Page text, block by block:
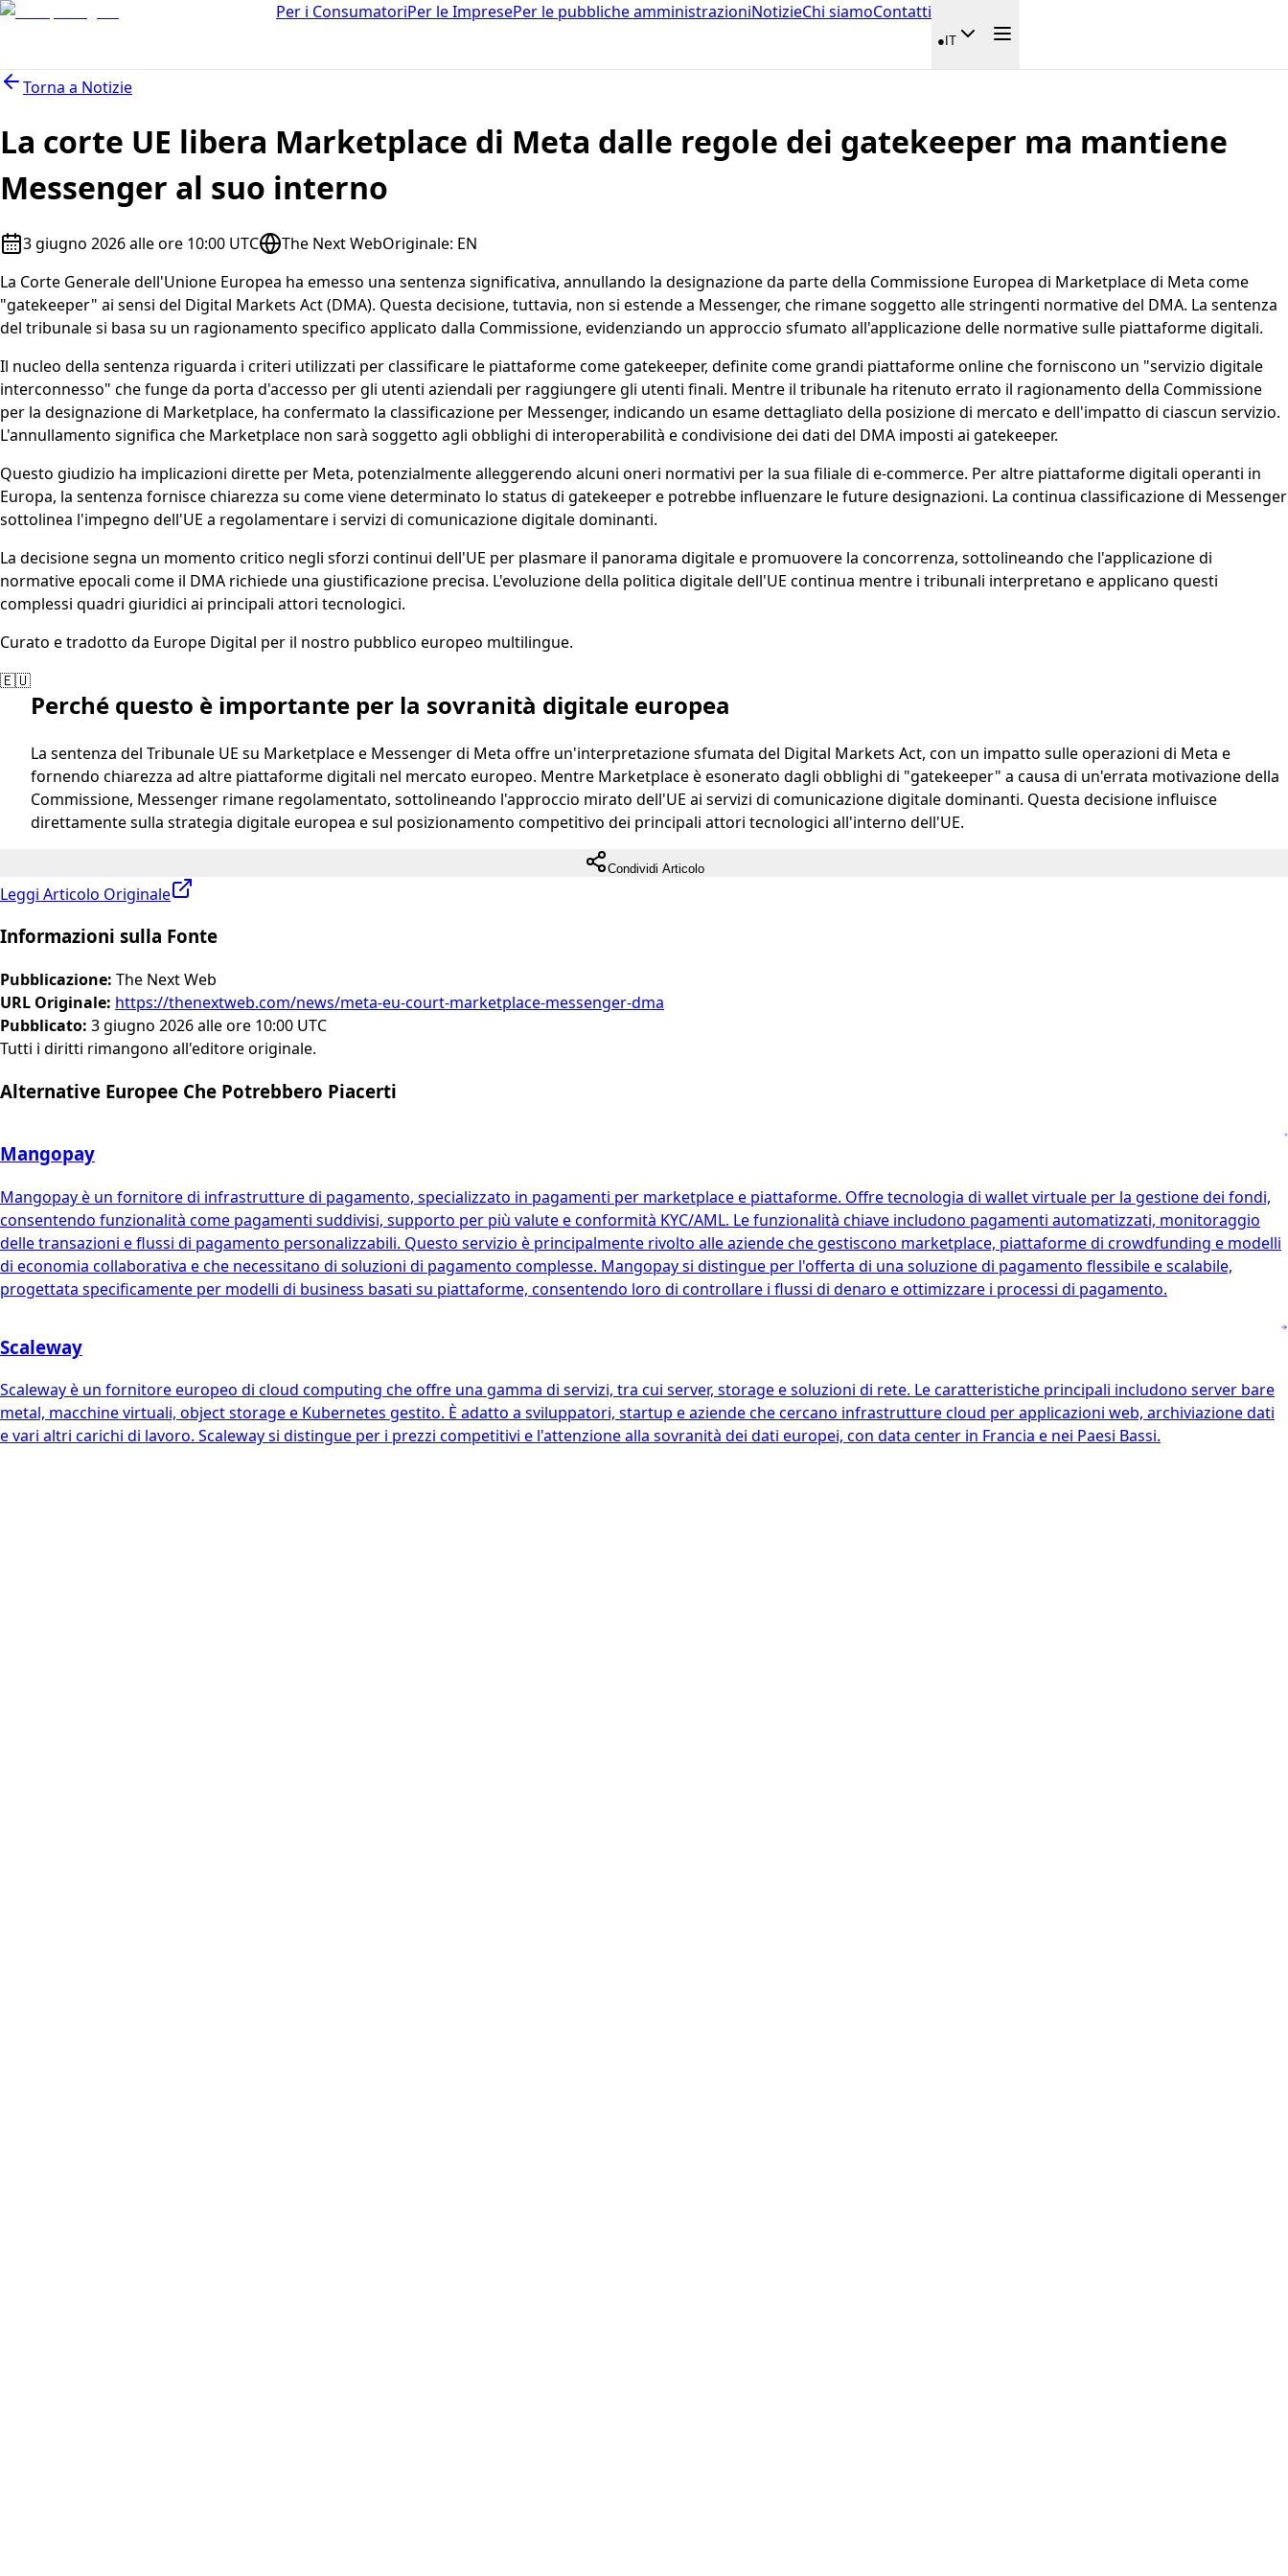
Per i ConsumatoriPer le ImpresePer le pubbliche amministrazioniNotizieChi siamoContatti
●IT
Torna a Notizie
La corte UE libera Marketplace di Meta dalle regole dei gatekeeper ma mantiene
Messenger al suo interno
3 giugno 2026 alle ore 10:00 UTC The Next WebOriginale: EN
La Corte Generale dell'Unione Europea ha emesso una sentenza significativa, annullando la designazione da parte della Commissione Europea di Marketplace di Meta come
"gatekeeper" ai sensi del Digital Markets Act (DMA). Questa decisione, tuttavia, non si estende a Messenger, che rimane soggetto alle stringenti normative del DMA. La sentenza
del tribunale si basa su un ragionamento specifico applicato dalla Commissione, evidenziando un approccio sfumato all'applicazione delle normative sulle piattaforme digitali.
Il nucleo della sentenza riguarda i criteri utilizzati per classificare le piattaforme come gatekeeper, definite come grandi piattaforme online che forniscono un "servizio digitale
interconnesso" che funge da porta d'accesso per gli utenti aziendali per raggiungere gli utenti finali. Mentre il tribunale ha ritenuto errato il ragionamento della Commissione
per la designazione di Marketplace, ha confermato la classificazione per Messenger, indicando un esame dettagliato della posizione di mercato e dell'impatto di ciascun servizio.
L'annullamento significa che Marketplace non sarà soggetto agli obblighi di interoperabilità e condivisione dei dati del DMA imposti ai gatekeeper.
Questo giudizio ha implicazioni dirette per Meta, potenzialmente alleggerendo alcuni oneri normativi per la sua filiale di e-commerce. Per altre piattaforme digitali operanti in
Europa, la sentenza fornisce chiarezza su come viene determinato lo status di gatekeeper e potrebbe influenzare le future designazioni. La continua classificazione di Messenger
sottolinea l'impegno dell'UE a regolamentare i servizi di comunicazione digitale dominanti.
La decisione segna un momento critico negli sforzi continui dell'UE per plasmare il panorama digitale e promuovere la concorrenza, sottolineando che l'applicazione di
normative epocali come il DMA richiede una giustificazione precisa. L'evoluzione della politica digitale dell'UE continua mentre i tribunali interpretano e applicano questi
complessi quadri giuridici ai principali attori tecnologici.
Curato e tradotto da Europe Digital per il nostro pubblico europeo multilingue.
🇪🇺
Perché questo è importante per la sovranità digitale europea
La sentenza del Tribunale UE su Marketplace e Messenger di Meta offre un'interpretazione sfumata del Digital Markets Act, con un impatto sulle operazioni di Meta e
fornendo chiarezza ad altre piattaforme digitali nel mercato europeo. Mentre Marketplace è esonerato dagli obblighi di "gatekeeper" a causa di un'errata motivazione della
Commissione, Messenger rimane regolamentato, sottolineando l'approccio mirato dell'UE ai servizi di comunicazione digitale dominanti. Questa decisione influisce
direttamente sulla strategia digitale europea e sul posizionamento competitivo dei principali attori tecnologici all'interno dell'UE.
Condividi Articolo
Leggi Articolo Originale
Informazioni sulla Fonte
Pubblicazione: The Next Web
URL Originale: https://thenextweb.com/news/meta-eu-court-marketplace-messenger-dma
Pubblicato: 3 giugno 2026 alle ore 10:00 UTC
Tutti i diritti rimangono all'editore originale.
Alternative Europee Che Potrebbero Piacerti
Mangopay
Mangopay è un fornitore di infrastrutture di pagamento, specializzato in pagamenti per marketplace e piattaforme. Offre tecnologia di wallet virtuale per la gestione dei fondi,
consentendo funzionalità come pagamenti suddivisi, supporto per più valute e conformità KYC/AML. Le funzionalità chiave includono pagamenti automatizzati, monitoraggio
delle transazioni e flussi di pagamento personalizzabili. Questo servizio è principalmente rivolto alle aziende che gestiscono marketplace, piattaforme di crowdfunding e modelli
di economia collaborativa e che necessitano di soluzioni di pagamento complesse. Mangopay si distingue per l'offerta di una soluzione di pagamento flessibile e scalabile,
progettata specificamente per modelli di business basati su piattaforme, consentendo loro di controllare i flussi di denaro e ottimizzare i processi di pagamento.
Scaleway
Scaleway è un fornitore europeo di cloud computing che offre una gamma di servizi, tra cui server, storage e soluzioni di rete. Le caratteristiche principali includono server bare
metal, macchine virtuali, object storage e Kubernetes gestito. È adatto a sviluppatori, startup e aziende che cercano infrastrutture cloud per applicazioni web, archiviazione dati
e vari altri carichi di lavoro. Scaleway si distingue per i prezzi competitivi e l'attenzione alla sovranità dei dati europei, con data center in Francia e nei Paesi Bassi.